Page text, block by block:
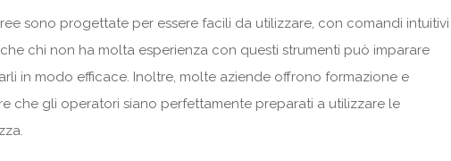
sono progettate per essere facili da utilizzare, con comandi intuitivi
chi non ha molta esperienza con questi strumenti può imparare
in modo efficace. Inoltre, molte aziende offrono formazione e
che gli operatori siano perfettamente preparati a utilizzare le